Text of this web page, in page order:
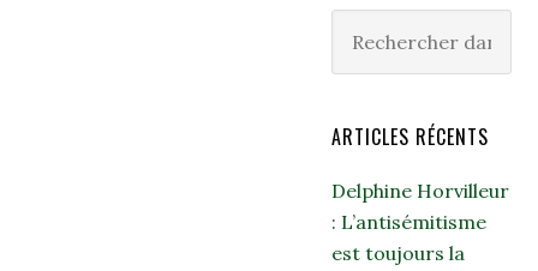
ARTICLES RÉCENTS
Delphine Horvilleur
: L’antisémitisme
est toujours la